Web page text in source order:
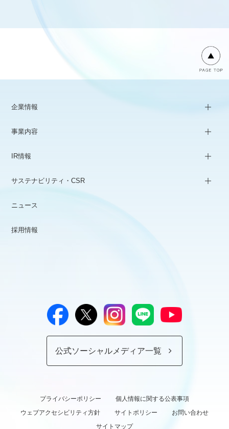
企業情報
事業内容
IR情報
サステナビリティ・CSR
ニュース
採用情報
公式ソーシャルメディア一覧
プライバシーポリシー
個人情報に関する公表事項
ウェブアクセシビリティ方針
サイトポリシー
お問い合わせ
サイトマップ